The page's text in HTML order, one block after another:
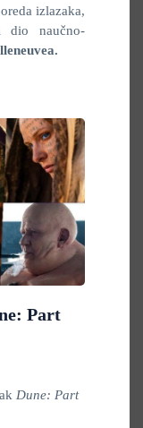
izlazaka,
naučno-
Part
Dune: Part